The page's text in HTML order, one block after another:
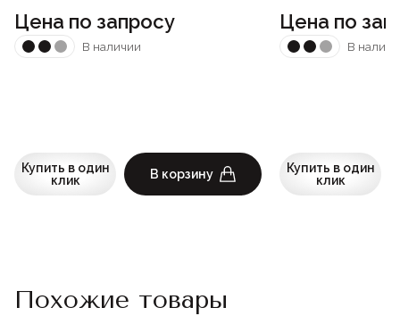
Цена по запросу
В наличии
Купить в один
клик
В корзину
Цена по
В
Купить в один
клик
Похожие товары